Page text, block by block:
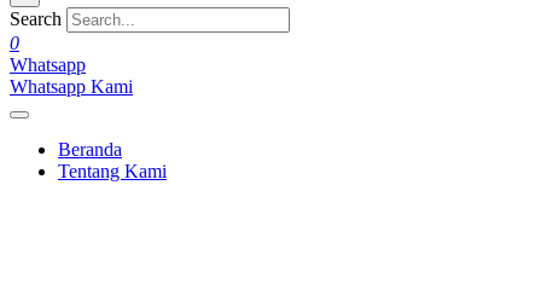
Search
0
Whatsapp
Whatsapp Kami
Beranda
Tentang Kami